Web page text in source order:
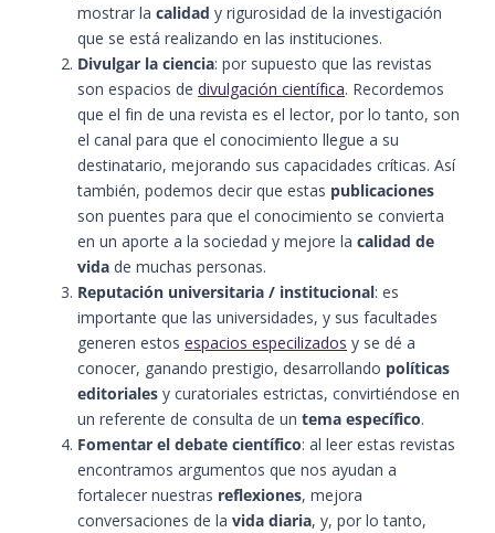
mostrar la calidad y rigurosidad de la investigación
que se está realizando en las instituciones.
Divulgar la ciencia: por supuesto que las revistas
son espacios de divulgación científica. Recordemos
que el fin de una revista es el lector, por lo tanto, son
el canal para que el conocimiento llegue a su
destinatario, mejorando sus capacidades críticas. Así
también, podemos decir que estas publicaciones
son puentes para que el conocimiento se convierta
en un aporte a la sociedad y mejore la calidad de
vida de muchas personas.
Reputación universitaria / institucional: es
importante que las universidades, y sus facultades
generen estos espacios especilizados y se dé a
conocer, ganando prestigio, desarrollando políticas
editoriales y curatoriales estrictas, convirtiéndose en
un referente de consulta de un tema específico.
Fomentar el debate científico: al leer estas revistas
encontramos argumentos que nos ayudan a
fortalecer nuestras reflexiones, mejora
conversaciones de la vida diaria, y, por lo tanto,